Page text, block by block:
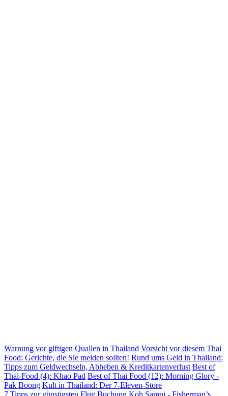
Warnung vor giftigen Quallen in Thailand Vorsicht vor diesem Thai
Food: Gerichte, die Sie meiden sollten! Rund ums Geld in Thailand:
Tipps zum Geldwechseln, Abheben & Kreditkartenverlust Best of
Thai-Food (4): Khao Pad Best of Thai Food (12): Morning Glory -
Pak Boong Kult in Thailand: Der 7-Eleven-Store
7 Tipps zur günstigsten Flug Buchung Koh Samui - Fisherman’s